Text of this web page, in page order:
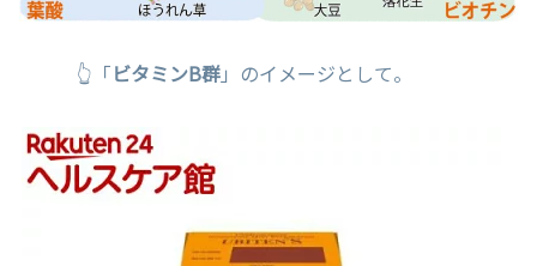
👆「ビタミンB群」のイメージとして。